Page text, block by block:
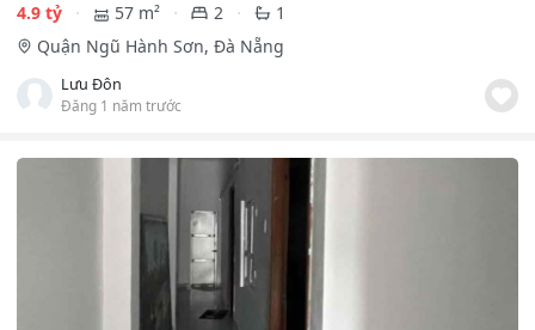
4.9 tỷ
57 m² 2
1
Quận Ngũ Hành Sơn, Đà Nẵng
Lưu Đôn
Đăng 1 năm trước